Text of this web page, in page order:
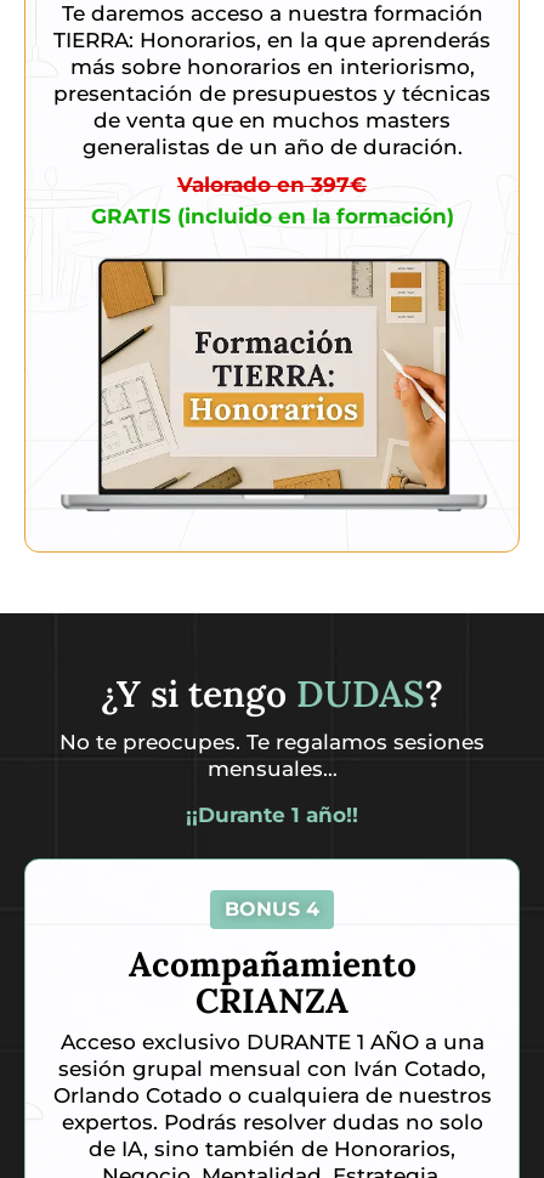
Te daremos acceso a nuestra formación
TIERRA: Honorarios, en la que aprenderás
más sobre honorarios en interiorismo,
presentación de presupuestos y técnicas
de venta que en muchos masters
generalistas de un año de duración.
Valorado en 397€
GRATIS (incluido en la formación)
¿Y si tengo DUDAS?
No te preocupes. Te regalamos sesiones
mensuales…
¡¡Durante 1 año!!
BONUS 4
Acompañamiento
CRIANZA
Acceso exclusivo DURANTE 1 AÑO a una
sesión grupal mensual con Iván Cotado,
Orlando Cotado o cualquiera de nuestros
expertos. Podrás resolver dudas no solo
de IA, sino también de Honorarios,